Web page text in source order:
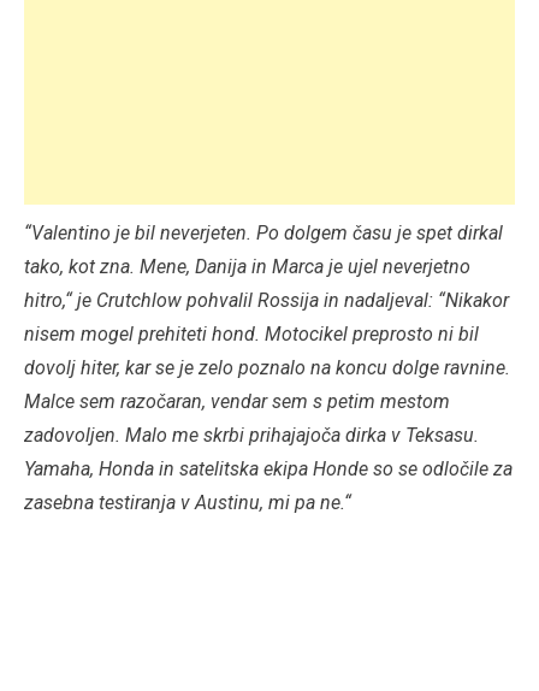
“Valentino je bil neverjeten. Po dolgem času je spet dirkal
tako, kot zna. Mene, Danija in Marca je ujel neverjetno
hitro,“ je Crutchlow pohvalil Rossija in nadaljeval: “Nikakor
nisem mogel prehiteti hond. Motocikel preprosto ni bil
dovolj hiter, kar se je zelo poznalo na koncu dolge ravnine.
Malce sem razočaran, vendar sem s petim mestom
zadovoljen. Malo me skrbi prihajajoča dirka v Teksasu.
Yamaha, Honda in satelitska ekipa Honde so se odločile za
zasebna testiranja v Austinu, mi pa ne.“